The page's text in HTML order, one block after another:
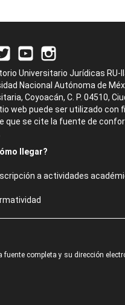
Universitario Jurídicas RU-
Nacional Autónoma de
Coyoacán, C. P. 04510,
web puede ser utilizado con
que se cite la fuente de
llegar?
a actividades
completa y su dirección